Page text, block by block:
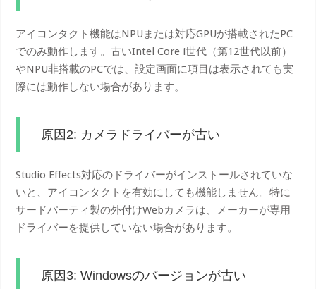
アイコンタクト機能はNPUまたは対応GPUが搭載されたPC
でのみ動作します。古いIntel Core i世代（第12世代以前）
やNPU非搭載のPCでは、設定画面に項目は表示されても実
際には動作しない場合があります。
原因2: カメラドライバーが古い
Studio Effects対応のドライバーがインストールされていな
いと、アイコンタクトを有効にしても機能しません。特に
サードパーティ製の外付けWebカメラは、メーカーが専用
ドライバーを提供していない場合があります。
原因3: Windowsのバージョンが古い